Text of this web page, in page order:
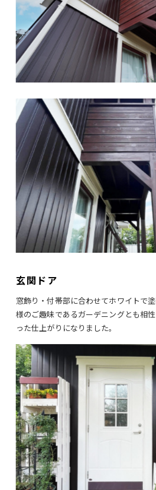
玄関ドア
窓飾り・付帯部に合わせてホワイトで
様のご趣味であるガーデニングとも相
った仕上がりになりました。